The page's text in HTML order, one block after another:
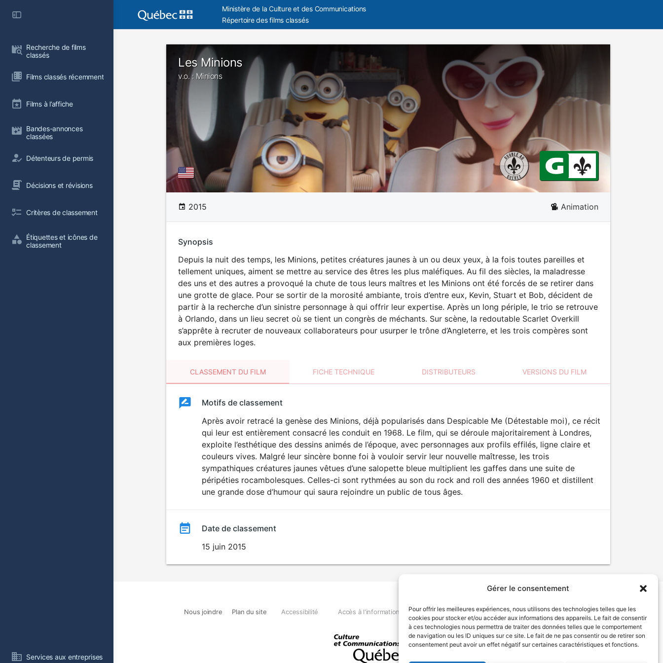
Gérer le consentement
Pour offrir les meilleures expériences, nous utilisons des technologies telles que les
cookies pour stocker et/ou accéder aux informations des appareils. Le fait de consentir
à ces technologies nous permettra de traiter des données telles que le comportement
de navigation ou les ID uniques sur ce site. Le fait de ne pas consentir ou de retirer son
consentement peut avoir un effet négatif sur certaines caractéristiques et fonctions.
Recherche de films
classés
Films classés récemment
Films à l’affiche
Bandes-annonces
classées
Détenteurs de permis
Décisions et révisions
Critères de classement
Étiquettes et icônes de
classement
Services aux entreprises
Ministère de la Culture et des Communications
Répertoire des films classés
Les Minions
v.o. : Minions
2015 Animation
Synopsis
Depuis la nuit des temps, les Minions, petites créatures jaunes à un ou deux yeux, à la fois toutes pareilles et
tellement uniques, aiment se mettre au service des êtres les plus maléfiques. Au fil des siècles, la maladresse
des uns et des autres a provoqué la chute de tous leurs maîtres et les Minions ont été forcés de se retirer dans
une grotte de glace. Pour se sortir de la morosité ambiante, trois d’entre eux, Kevin, Stuart et Bob, décident de
partir à la recherche d’un sinistre personnage à qui offrir leur expertise. Après un long périple, le trio se retrouve
à Orlando, dans un lieu secret où se tient un congrès de méchants. Sur scène, la redoutable Scarlet Overkill
s’apprête à recruter de nouveaux collaborateurs pour usurper le trône d’Angleterre, et les trois compères sont
aux premières loges.
CLASSEMENT DU FILM FICHE TECHNIQUE DISTRIBUTEURS VERSIONS DU FILM
ClassementClassement
Motifs de classement
Après avoir retracé la genèse des Minions, déjà popularisés dans Despicable Me (Détestable moi), ce récit
qui leur est entièrement consacré les conduit en 1968. Le film, qui se déroule majoritairement à Londres,
exploite l’esthétique des dessins animés de l’époque, avec personnages aux profils effilés, ligne claire et
couleurs vives. Malgré leur sincère bonne foi à vouloir servir leur nouvelle maîtresse, les trois
sympathiques créatures jaunes vêtues d’une salopette bleue multiplient les gaffes dans une suite de
péripéties rocambolesques. Celles-ci sont rythmées au son du rock and roll des années 1960 et distillent
une grande dose d’humour qui saura rejoindre un public de tous âges.
Date de classement
15 juin 2015
Nous joindre Plan du site Accessibilité Accès à l'information Déclaration de services Politique de confidentialité